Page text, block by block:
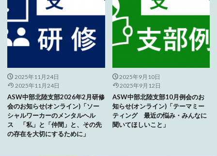
2025年11月24日
2025年11月24日
ASW中部北陸支部2026年2月研修
会のお知らせ(オンライン)「ソー
シャルワーカーのメンタルヘル
ス 「私」と「仲間」と、その先
の存在を大切にするために」
2025年9月10日
2025年9月12日
ASW中部北陸支部10月例会のお
知らせ(オンライン)「テーマミー
ティング 最近の悩み・みんなに
聞いてほしいこと」